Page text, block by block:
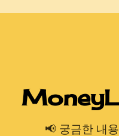
📢 궁금한 내